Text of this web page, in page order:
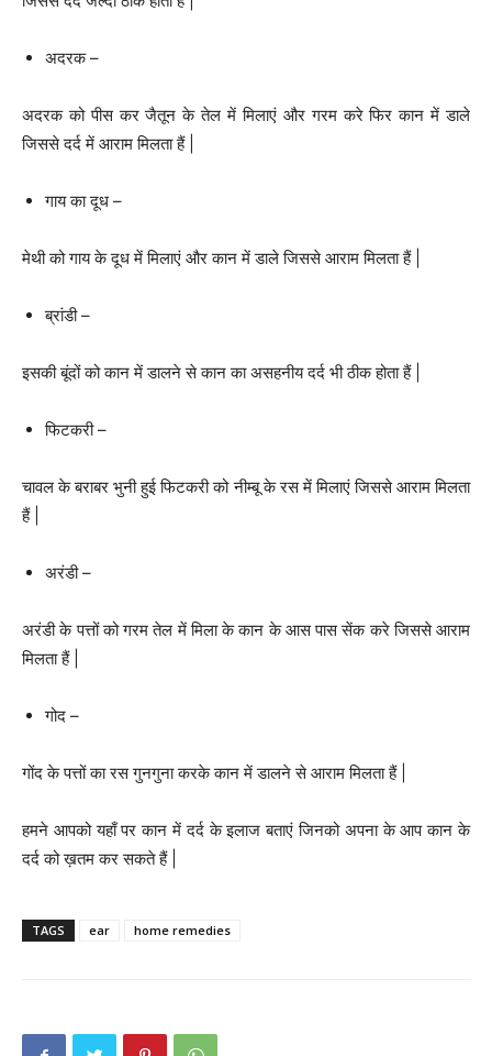
अदरक –
अदरक को पीस कर जैतून के तेल में मिलाएं और गरम करे फिर कान में डाले
जिससे दर्द में आराम मिलता हैं |
गाय का दूध –
मेथी को गाय के दूध में मिलाएं और कान में डाले जिससे आराम मिलता हैं |
ब्रांडी –
इसकी बूंदों को कान में डालने से कान का असहनीय दर्द भी ठीक होता हैं |
फिटकरी –
चावल के बराबर भुनी हुई फिटकरी को नीम्बू के रस में मिलाएं जिससे आराम मिलता
हैं |
अरंडी –
अरंडी के पत्तों को गरम तेल में मिला के कान के आस पास सेंक करे जिससे आराम
मिलता हैं |
गोद –
गोंद के पत्तों का रस गुनगुना करके कान में डालने से आराम मिलता हैं |
हमने आपको यहाँ पर कान में दर्द के इलाज बताएं जिनको अपना के आप कान के
दर्द को ख़तम कर सकते हैं |
TAGS ear home remedies